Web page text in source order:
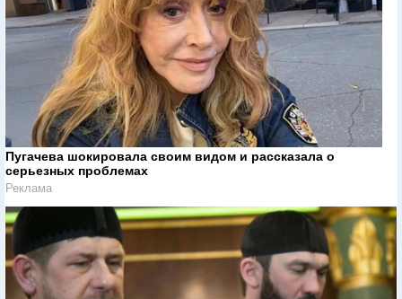
Пугачева шокировала своим видом и рассказала о
серьезных проблемах
Реклама